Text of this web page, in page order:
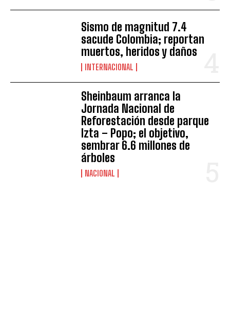
Sismo de magnitud 7.4
sacude Colombia; reportan
muertos, heridos y daños
INTERNACIONAL
Sheinbaum arranca la
Jornada Nacional de
Reforestación desde parque
Izta – Popo; el objetivo,
sembrar 6.6 millones de
árboles
NACIONAL